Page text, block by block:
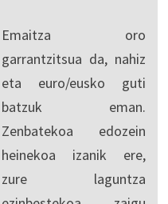
Emaitza oro
garrantzitsua da, nahiz
eta euro/eusko guti
batzuk eman.
Zenbatekoa edozein
heinekoa izanik ere,
zure laguntza